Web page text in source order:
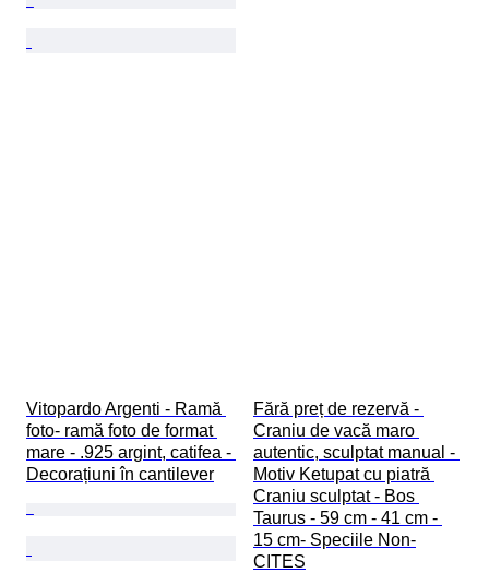
Vitopardo Argenti - Ramă
foto- ramă foto de format
mare - .925 argint, catifea -
Decorațiuni în cantilever
Fără preț de rezervă -
Craniu de vacă maro
autentic, sculptat manual -
Motiv Ketupat cu piatră
Craniu sculptat - Bos
Taurus - 59 cm - 41 cm -
15 cm- Speciile Non-
CITES